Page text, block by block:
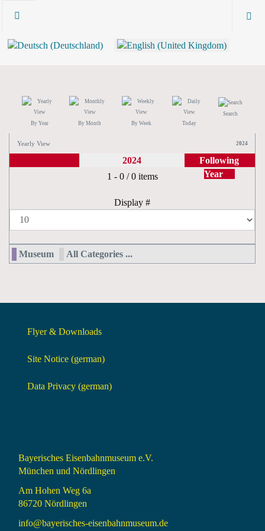
By Year By Month By Week Today
Search
Yearly View 2024
2024
Following
Year
Pagination List Limit
1 - 0 / 0 items
Display #
Museum All Categories ...
Flyer & Downloads
Site Notice (german)
Data Privacy (german)
Bayerisches Eisenbahnmuseum e.V.
München und Nördlingen
Am Hohen Weg 6a
86720 Nördlingen
info@bayerisches-eisenbahnmuseum.de